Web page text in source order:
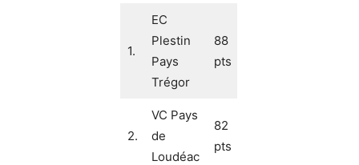
1.
EC
Plestin
Pays
Trégor
88
pts
2.
VC Pays
de
Loudéac
82
pts